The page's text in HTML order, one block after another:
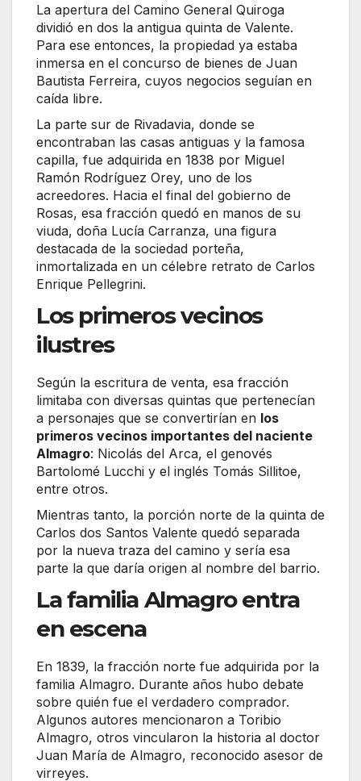
La apertura del Camino General Quiroga
dividió en dos la antigua quinta de Valente.
Para ese entonces, la propiedad ya estaba
inmersa en el concurso de bienes de Juan
Bautista Ferreira, cuyos negocios seguían en
caída libre.
La parte sur de Rivadavia, donde se
encontraban las casas antiguas y la famosa
capilla, fue adquirida en 1838 por Miguel
Ramón Rodríguez Orey, uno de los
acreedores. Hacia el final del gobierno de
Rosas, esa fracción quedó en manos de su
viuda, doña Lucía Carranza, una figura
destacada de la sociedad porteña,
inmortalizada en un célebre retrato de Carlos
Enrique Pellegrini.
Los primeros vecinos
ilustres
Según la escritura de venta, esa fracción
limitaba con diversas quintas que pertenecían
a personajes que se convertirían en los
primeros vecinos importantes del naciente
Almagro: Nicolás del Arca, el genovés
Bartolomé Lucchi y el inglés Tomás Sillitoe,
entre otros.
Mientras tanto, la porción norte de la quinta de
Carlos dos Santos Valente quedó separada
por la nueva traza del camino y sería esa
parte la que daría origen al nombre del barrio.
La familia Almagro entra
en escena
En 1839, la fracción norte fue adquirida por la
familia Almagro. Durante años hubo debate
sobre quién fue el verdadero comprador.
Algunos autores mencionaron a Toribio
Almagro, otros vincularon la historia al doctor
Juan María de Almagro, reconocido asesor de
virreyes.